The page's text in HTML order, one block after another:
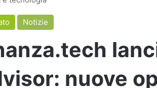
Notizie
nuove